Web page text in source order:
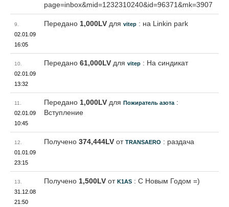
page=inbox&mid=1232310240&id=96371&mk=3907
9.
02.01.09
16:05
Передано 1,000LV для vitep : на Linkin park
10.
02.01.09
13:32
Передано 61,000LV для vitep : На синдикат
11.
02.01.09
10:45
Передано 1,000LV для Пожиратель азота :
Вступление
12.
01.01.09
23:15
Получено 374,444LV от TRANSAERO : раздача
13.
31.12.08
21:50
Получено 1,500LV от K1AS : С Новым Годом =)